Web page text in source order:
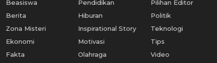
Beasiswa
Berita
Zona Misteri
Ekonomi
Fakta
Pendidikan
Hiburan
Inspirational Story
Motivasi
Olahraga
Pilihan Editor
Politik
Teknologi
Tips
Video